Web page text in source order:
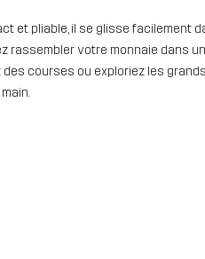
et pliable, il se glisse facilement
votre monnaie dans
courses ou exploriez les